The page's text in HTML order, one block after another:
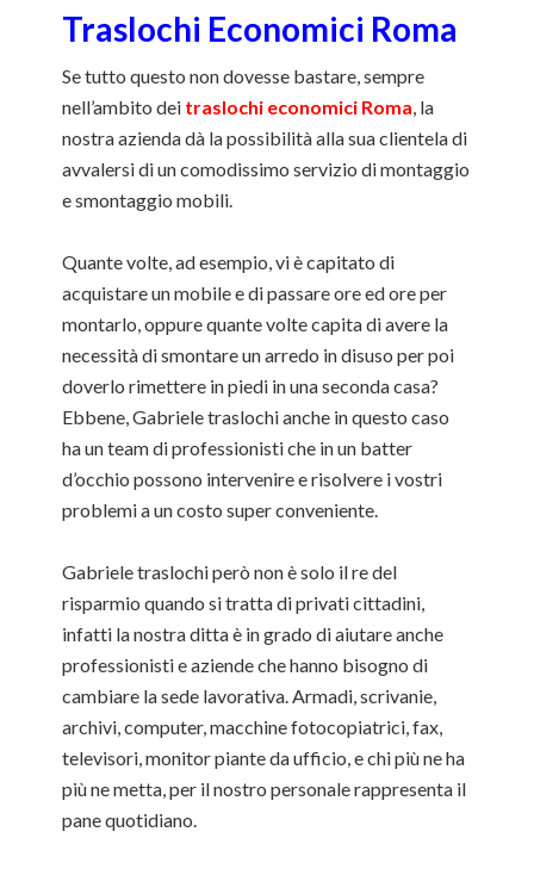
Traslochi Economici Roma
Se tutto questo non dovesse bastare, sempre
nell’ambito dei traslochi economici Roma, la
nostra azienda dà la possibilità alla sua clientela di
avvalersi di un comodissimo servizio di montaggio
e smontaggio mobili.
Quante volte, ad esempio, vi è capitato di
acquistare un mobile e di passare ore ed ore per
montarlo, oppure quante volte capita di avere la
necessità di smontare un arredo in disuso per poi
doverlo rimettere in piedi in una seconda casa?
Ebbene, Gabriele traslochi anche in questo caso
ha un team di professionisti che in un batter
d’occhio possono intervenire e risolvere i vostri
problemi a un costo super conveniente.
Gabriele traslochi però non è solo il re del
risparmio quando si tratta di privati cittadini,
infatti la nostra ditta è in grado di aiutare anche
professionisti e aziende che hanno bisogno di
cambiare la sede lavorativa. Armadi, scrivanie,
archivi, computer, macchine fotocopiatrici, fax,
televisori, monitor piante da ufficio, e chi più ne ha
più ne metta, per il nostro personale rappresenta il
pane quotidiano.